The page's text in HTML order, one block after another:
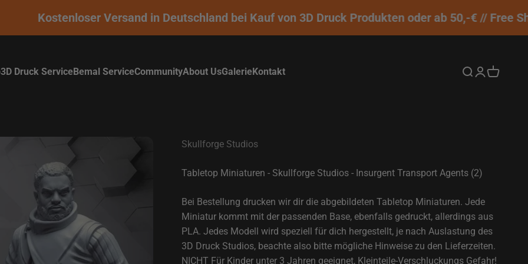
Kostenloser Versand in Deutschland bei Kauf von 3D Druck Produkten oder ab 50,-€ // Free
3D Druck Service Bemal ServiceCommunityAbout UsGalerie Kontakt
Suche öffnen
Skullforge Studios
Tabletop Miniaturen - Skullforge Studios - Insurgent Transport Agents (2)
Bei Bestellung drucken wir dir die abgebildeten Tabletop Miniaturen. Jede
Miniatur kommt mit der passenden Base, ebenfalls gedruckt, allerdings aus
PLA. Jedes Modell wird speziell für dich hergestellt, je nach Auslastung des
3D Druck Studios, beachte also bitte mögliche Hinweise zu den Lieferzeiten.
NICHT Für Kinder unter 3 Jahren geeignet, Kleinteile-Verschluckungs Gefahr!